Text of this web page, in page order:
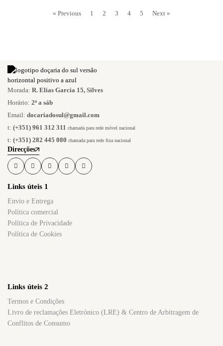
« Previous 1 2 3 4 5 Next »
Morada: R. Elias Garcia 15, Silves
Horário: 2ª a sáb
Email: docariadosul@gmail.com
t: (+351) 961 312 311 chamada para rede móvel nacional
t: (+351) 282 445 080 chamada para rede fixa nacional
Direcções
Links úteis 1
Envio e Entrega
Política comercial
Política de Privacidade​
Política de Cookies
Links úteis 2
Termos e Condições
Livro de reclamações Eletrónico (LRE) & Centro de Arbitragem de
Conflitos de Consumo